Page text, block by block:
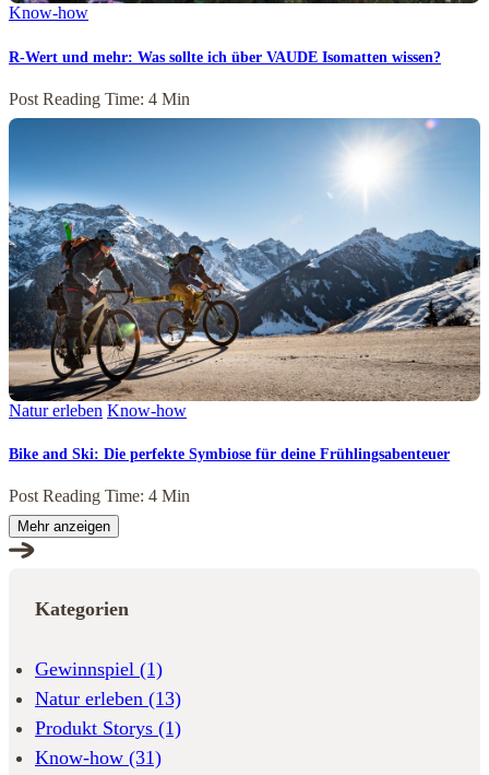
Know-how
R-Wert und mehr: Was sollte ich über VAUDE Isomatten wissen?
Post Reading Time: 4 Min
Natur erleben Know-how
Bike and Ski: Die perfekte Symbiose für deine Frühlingsabenteuer
Post Reading Time: 4 Min
Mehr anzeigen
Kategorien
Gewinnspiel (1)
Natur erleben (13)
Produkt Storys (1)
Know-how (31)